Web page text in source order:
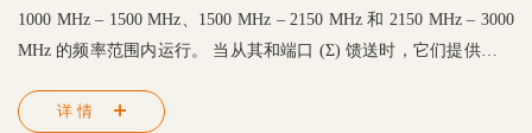
1000 MHz – 1500 MHz、1500 MHz – 2150 MHz 和 2150 MHz – 3000
MHz 的频率范围内运行。 当从其和端口 (Σ) 馈送时，它们提供两个
信号。详情